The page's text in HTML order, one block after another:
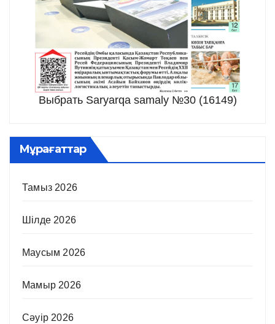
Выбрать Saryarqa samaly №30 (16149)
Мұрағаттар
Тамыз 2026
Шілде 2026
Маусым 2026
Мамыр 2026
Сәуір 2026